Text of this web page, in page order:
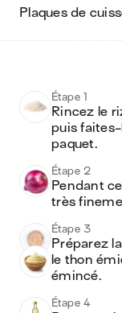
plaques de
Étape 1
Rincez le
puis
paquet.
Étape 2
Pendant
très
Étape 3
Préparez
le thon
émincé.
Étape 4